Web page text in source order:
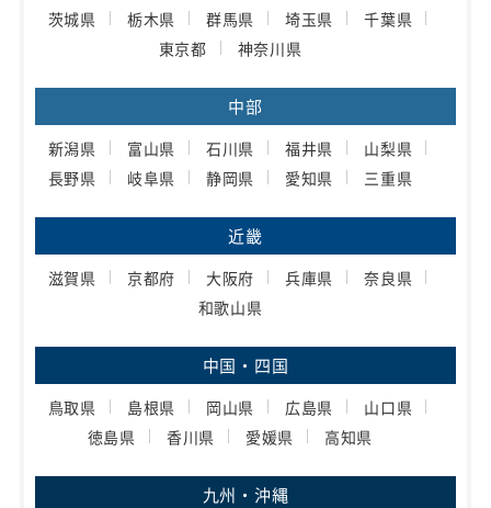
茨城県 栃木県 群馬県 埼玉県
千葉県
東京都
神奈川県
中部
新潟県 富山県 石川県 福井県
山梨県
長野県
岐阜県 静岡県 愛知県 三重県
近畿
滋賀県 京都府 大阪府 兵庫県
奈良県
和歌山県
中国・四国
鳥取県 島根県 岡山県 広島県
山口県
徳島県
香川県 愛媛県 高知県
九州・沖縄